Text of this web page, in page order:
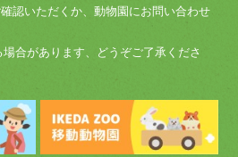
認いただくか、動物園にお問い合わせ
合があります、どうぞご了承くださ